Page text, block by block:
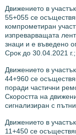
Движението в
55+055 се
компрометиран
изпреварващата
знаци и е въведено
Срок до 30.04.2021 г.;
Движението в
44+960 се
поради частични
Скоростта на
сигнализиран с
Движението в
11+450 се